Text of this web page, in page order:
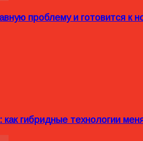
проблему и готовится к
как гибридные технологии